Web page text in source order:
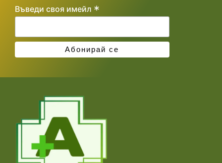
Въведи своя имейл *